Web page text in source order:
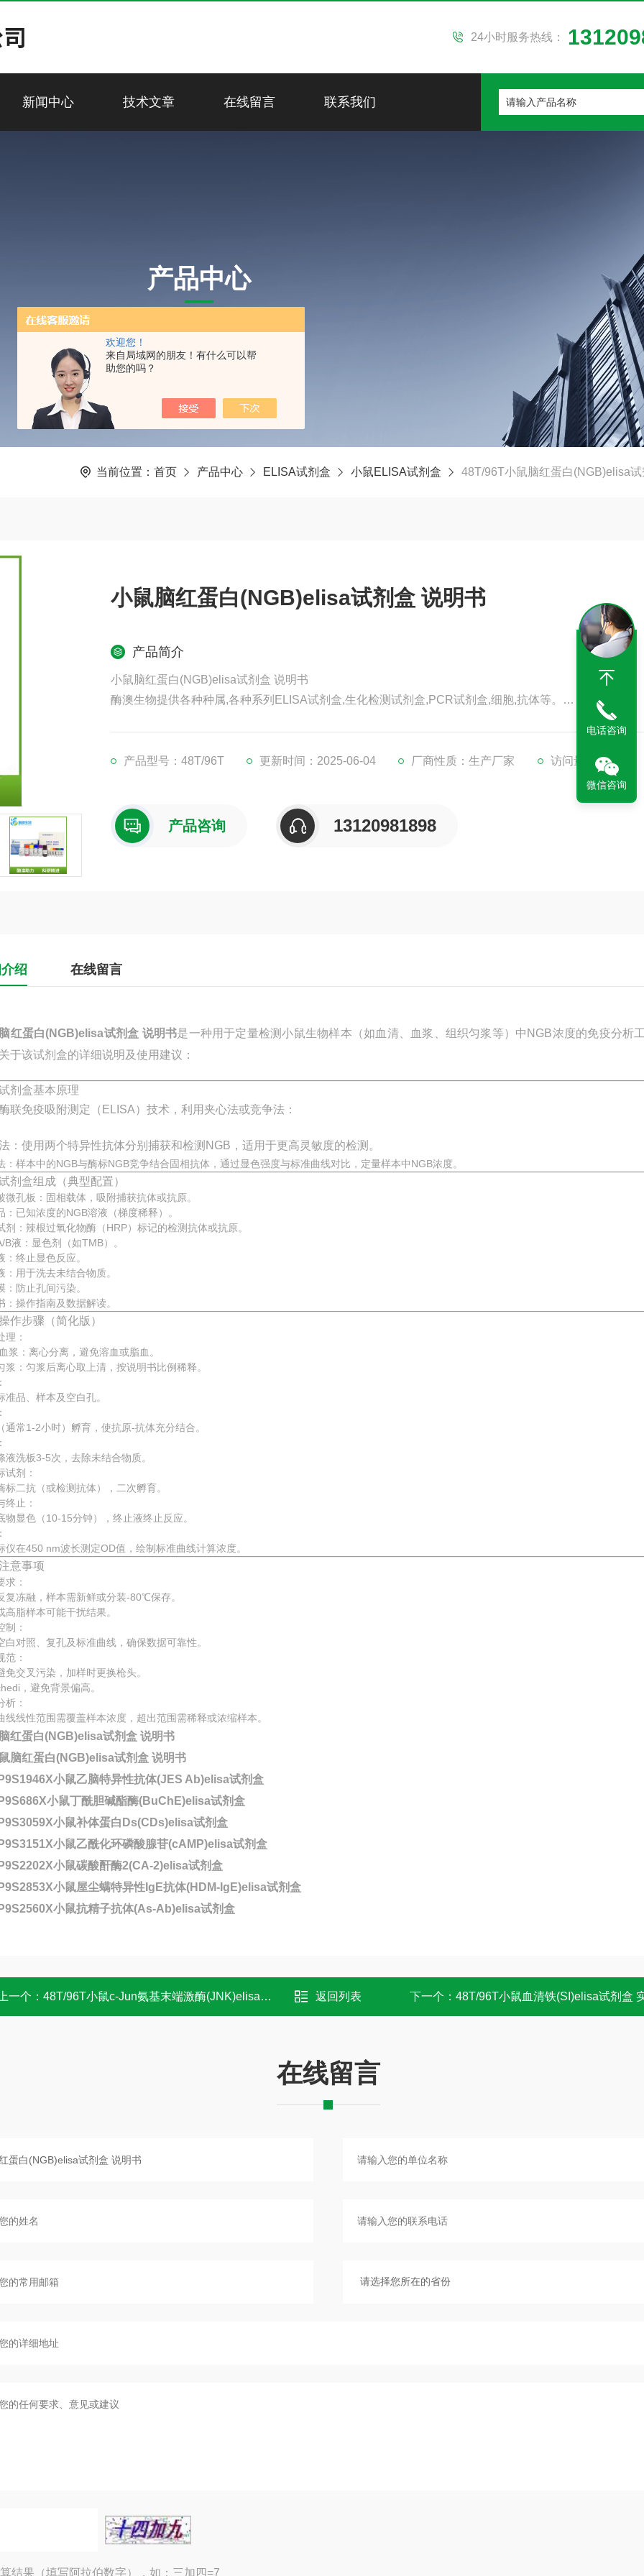
欢迎您！
来自局域网的朋友！有什么可以帮
助您的吗？
24小时服务热线：
新闻中心 技术文章 在线留言 联系我们
产品中心
当前位置： 首页 产品中心 ELISA试剂盒 小鼠ELISA试剂盒 48T/96T小鼠脑红蛋白(NGB)elisa
小鼠脑红蛋白(NGB)elisa试剂盒 说明书
产品简介
小鼠脑红蛋白(NGB)elisa试剂盒 说明书
酶澳生物提供各种种属,各种系列ELISA试剂盒,生化检测试剂盒,PCR试剂盒,细胞,抗体等。
产品型号：48T/96T
更新时间：2025-06-04 厂商性质：生产厂家 访问量：154
产品咨询 13120981898
绍 在线留言
红蛋白(NGB)elisa试剂盒 说明书是一种用于定量检测小鼠生物样本（如血清、血浆、组织匀浆等）中NGB浓度的免疫分析
于该试剂盒的详细说明及使用建议：
剂盒基本原理
联免疫吸附测定（ELISA）技术，利用夹心法或竞争法 ：
：使用两个特异性抗体分别捕获和检测NGB，适用于更高灵敏度的检测。
：样本中的NGB与酶标NGB竞争结合固相抗体，通过显色强度与标准曲线对比，定量样本中NGB浓度。
剂盒组成（典型配置）
微孔板：固相载体，吸附捕获抗体或抗原。
：已知浓度的NGB溶液（梯度稀释）。
剂：辣根过氧化物酶（HRP）标记的检测抗体或抗原。
B液：显色剂（如TMB）。
：终止显色反应。
：用于洗去未结合物质。
：防止孔间污染。
：操作指南及数据解读。
作步骤（简化版）
理：
浆：离心分离，避免溶血或脂血。
浆：匀浆后离心取上清，按说明书比例稀释。
准品、样本及空白孔。
通常1-2小时）孵育，使抗原-抗体充分结合。
液洗板3-5次，去除未结合物质。
试剂：
标二抗（或检测抗体），二次孵育。
终止：
物显色（10-15分钟），终止液终止反应。
仪在450 nm波长测定OD值，绘制标准曲线计算浓度。
意事项
求：
复冻融，样本需新鲜或分装-80℃保存。
高脂样本可能干扰结果。
制：
白对照、复孔及标准曲线，确保数据可靠性。
范：
免交叉污染，加样时更换枪头。
，避免背景偏高。
析：
线线性范围需覆盖样本浓度，超出范围需稀释或浓缩样本。
红蛋白(NGB)elisa试剂盒 说明书
小鼠乙脑特异性抗体(JES Ab)elisa试剂盒
小鼠丁酰胆碱酯酶(BuChE)elisa试剂盒
小鼠补体蛋白Ds(CDs)elisa试剂盒
小鼠乙酰化环磷酸腺苷(cAMP)elisa试剂盒
小鼠碳酸酐酶2(CA-2)elisa试剂盒
小鼠屋尘螨特异性IgE抗体(HDM-IgE)elisa试剂盒
小鼠抗精子抗体(As-Ab)elisa试剂盒
一个： 48T/96T小鼠c-Jun氨基末端激酶(JNK)elisa试剂盒 OD值 返回列表 下一个： 48T/96T小鼠血清铁(SI)elisa试剂盒
在线留言
结果（填写阿拉伯数字），如：三加四=7
电话咨询
微信咨询